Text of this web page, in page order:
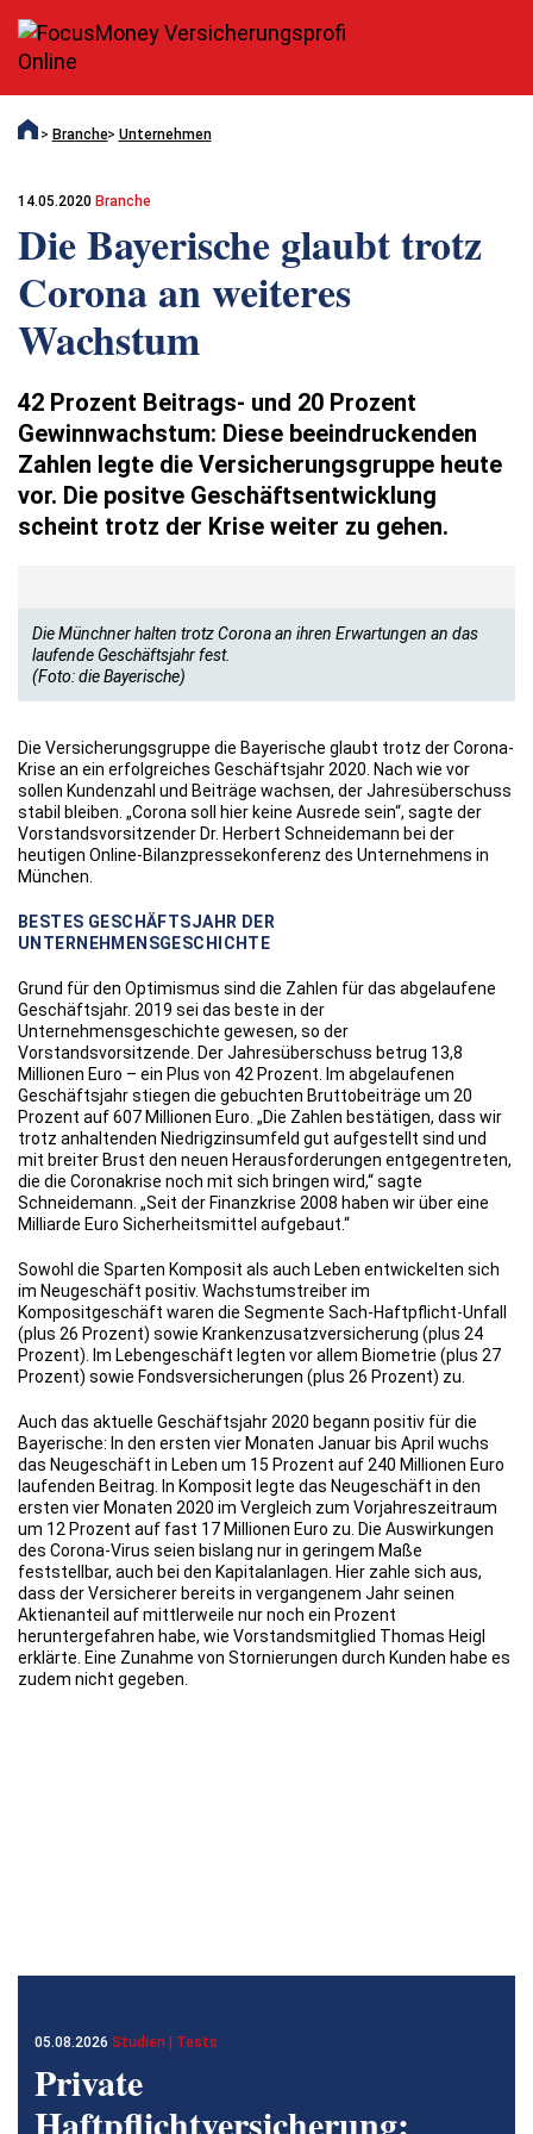
Branche Unternehmen
14.05.2020 Branche
Die Bayerische glaubt trotz
Corona an weiteres
Wachstum
42 Prozent Beitrags- und 20 Prozent
Gewinnwachstum: Diese beeindruckenden
Zahlen legte die Versicherungsgruppe heute
vor. Die positve Geschäftsentwicklung
scheint trotz der Krise weiter zu gehen.
Die Münchner halten trotz Corona an ihren Erwartungen an das
laufende Geschäftsjahr fest.
(Foto: die Bayerische)
Die Versicherungsgruppe die Bayerische glaubt trotz der Corona-
Krise an ein erfolgreiches Geschäftsjahr 2020. Nach wie vor
sollen Kundenzahl und Beiträge wachsen, der Jahresüberschuss
stabil bleiben. „Corona soll hier keine Ausrede sein“, sagte der
Vorstandsvorsitzender Dr. Herbert Schneidemann bei der
heutigen Online-Bilanzpressekonferenz des Unternehmens in
München.
BESTES GESCHÄFTSJAHR DER
UNTERNEHMENSGESCHICHTE
Grund für den Optimismus sind die Zahlen für das abgelaufene
Geschäftsjahr. 2019 sei das beste in der
Unternehmensgeschichte gewesen, so der
Vorstandsvorsitzende. Der Jahresüberschuss betrug 13,8
Millionen Euro – ein Plus von 42 Prozent. Im abgelaufenen
Geschäftsjahr stiegen die gebuchten Bruttobeiträge um 20
Prozent auf 607 Millionen Euro. „Die Zahlen bestätigen, dass wir
trotz anhaltenden Niedrigzinsumfeld gut aufgestellt sind und
mit breiter Brust den neuen Herausforderungen entgegentreten,
die die Coronakrise noch mit sich bringen wird,“ sagte
Schneidemann. „Seit der Finanzkrise 2008 haben wir über eine
Milliarde Euro Sicherheitsmittel aufgebaut.“
Sowohl die Sparten Komposit als auch Leben entwickelten sich
im Neugeschäft positiv. Wachstumstreiber im
Kompositgeschäft waren die Segmente Sach-Haftpflicht-Unfall
(plus 26 Prozent) sowie Krankenzusatzversicherung (plus 24
Prozent). Im Lebengeschäft legten vor allem Biometrie (plus 27
Prozent) sowie Fondsversicherungen (plus 26 Prozent) zu.
Auch das aktuelle Geschäftsjahr 2020 begann positiv für die
Bayerische: In den ersten vier Monaten Januar bis April wuchs
das Neugeschäft in Leben um 15 Prozent auf 240 Millionen Euro
laufenden Beitrag. In Komposit legte das Neugeschäft in den
ersten vier Monaten 2020 im Vergleich zum Vorjahreszeitraum
um 12 Prozent auf fast 17 Millionen Euro zu. Die Auswirkungen
des Corona-Virus seien bislang nur in geringem Maße
feststellbar, auch bei den Kapitalanlagen. Hier zahle sich aus,
dass der Versicherer bereits in vergangenem Jahr seinen
Aktienanteil auf mittlerweile nur noch ein Prozent
heruntergefahren habe, wie Vorstandsmitglied Thomas Heigl
erklärte. Eine Zunahme von Stornierungen durch Kunden habe es
zudem nicht gegeben.
05.08.2026 Studien | Tests
Private
Haftpflichtversicherung: